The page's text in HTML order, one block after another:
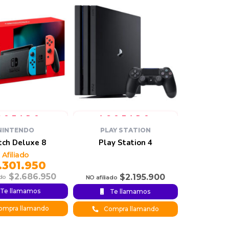
Deluxe 8
$2.686.950
Te llamamos
llamando
PLAY STATION
Play Station 4
$2.195.900
Te llamamos
Compra llamando